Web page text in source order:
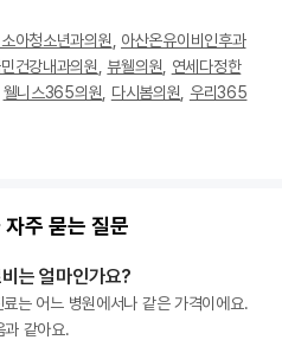
아청소년과의원
아산온유이비인후과
건강내과의원 뷰웰의원
연세다정한
웰니스365의원 다시봄의원
우리365
주 묻는 질문
는 얼마인가요?
는 어느 병원에서나 같은 가격이에요.
과 같아요.